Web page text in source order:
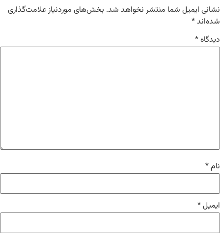
نشانی ایمیل شما منتشر نخواهد شد. بخش‌های موردنیاز علامت‌گذاری
شده‌اند*
دیدگاه*
نام*
ایمیل*